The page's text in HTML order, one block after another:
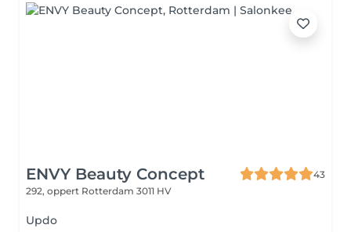
ENVY Beauty Concept
43
292, oppert Rotterdam 3011 HV
Updo